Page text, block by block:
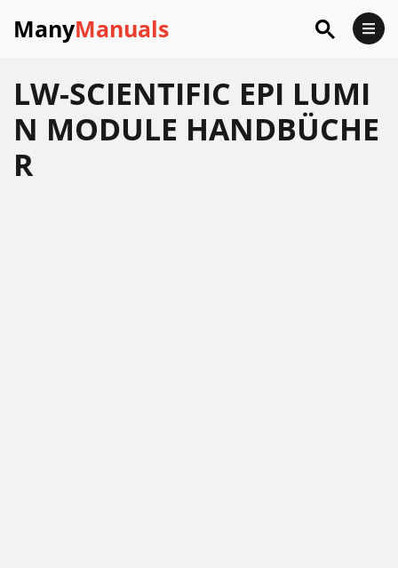
ManyManuals
LW-SCIENTIFIC EPI LUMI
N MODULE HANDBÜCHE
R